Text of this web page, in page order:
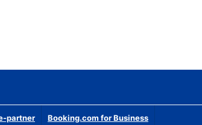
partner Booking.com for Business